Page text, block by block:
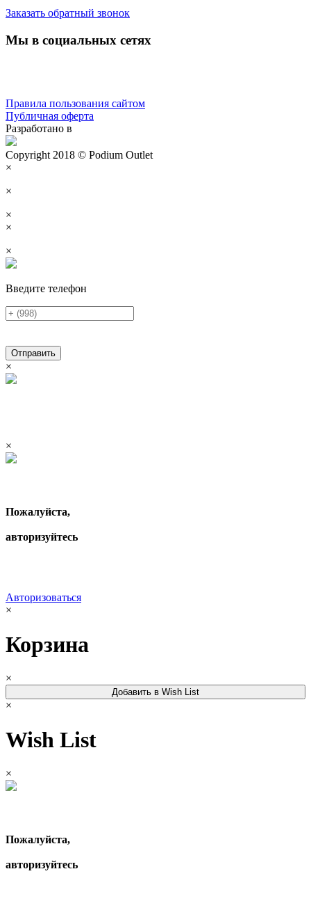
Заказать обратный звонок
Мы в социальных сетях
Правила пользования сайтом
Публичная оферта
Разработано в
Copyright 2018 © Podium Outlet
×
×
×
×
×
Введите телефон
Отправить
×
×
Пожалуйста,
авторизуйтесь
Авторизоваться
×
Корзина
×
Добавить в Wish List
×
Wish List
×
Пожалуйста,
авторизуйтесь